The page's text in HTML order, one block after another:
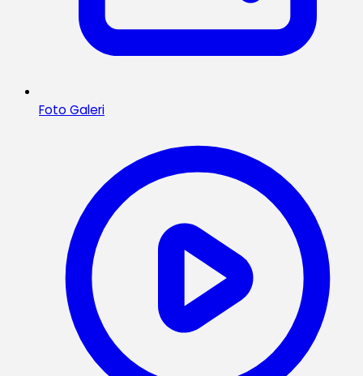
Foto Galeri